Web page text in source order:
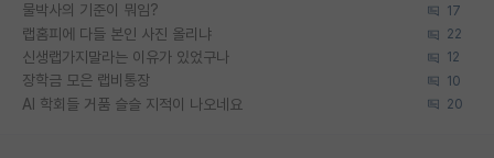
물박사의 기준이 뭐임? 17
랩홈피에 다들 본인 사진 올리냐 22
신생랩가지말라는 이유가 있었구나 12
장학금 모은 랩비통장 10
AI 학회들 거품 슬슬 지적이 나오네요 20